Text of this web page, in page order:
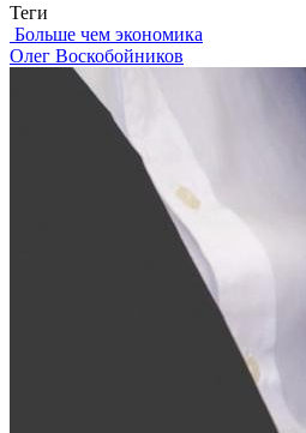
Теги
Больше чем экономика
Олег Воскобойников